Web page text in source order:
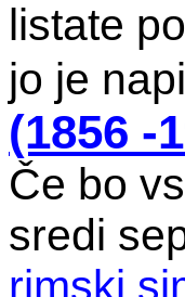
listate
jo je
(1856 -
Če bo
sredi
rimski